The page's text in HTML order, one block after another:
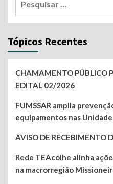
Tópicos Recentes
CHAMAMENTO PÚBLICO
EDITAL 02/2026
FUMSSAR amplia
equipamentos nas
AVISO DE RECEBIMENTO
Rede TEAcolhe alinha
na macrorregião